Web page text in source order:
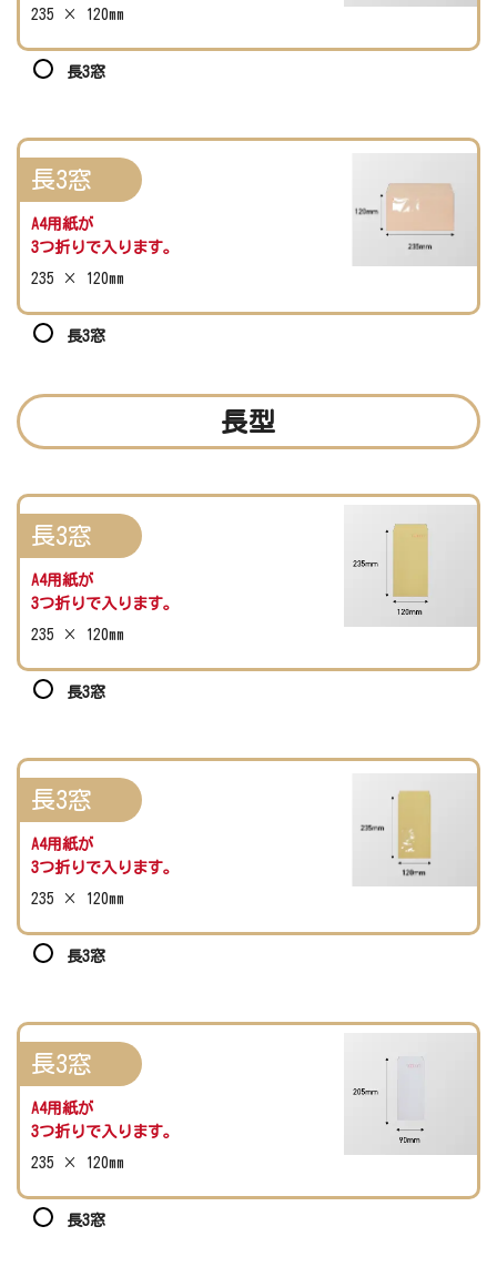
235 × 120mm
長3窓
長3窓
A4用紙が
3つ折りで入ります。
235 × 120mm
長3窓
長型
長3窓
A4用紙が
3つ折りで入ります。
235 × 120mm
長3窓
長3窓
A4用紙が
3つ折りで入ります。
235 × 120mm
長3窓
長3窓
A4用紙が
3つ折りで入ります。
235 × 120mm
長3窓